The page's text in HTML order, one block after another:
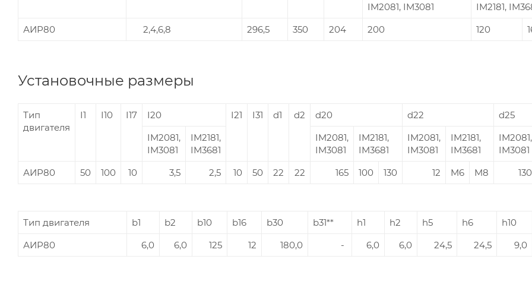
IM2081, IM3081
IM2181,
АИР80
2,4,6,8 296,5 350 204 200 120
Установочные размеры
Тип
двигателя
I1 I10 I17 I20 I21 I31 d1 d2 d20 d22
d25
IM2081,
IM3081
IM2181,
IM3681
IM2081,
IM3081
IM2181,
IM3681
IM2081,
IM3081
IM2181,
IM3681
IM2081,
IM3081
АИР80
50 100 10 3,5 2,5 10 50 22 22 165 100 130 12 M6 M8 130
Тип двигателя b1 b2 b10 b16 b30 b31** h1 h2 h5 h6 h10
АИР80
6,0 6,0 125 12 180,0 - 6,0 6,0 24,5 24,5 9,0